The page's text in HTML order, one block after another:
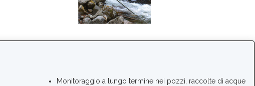
Monitoraggio a lungo termine nei pozzi, raccolte di acque